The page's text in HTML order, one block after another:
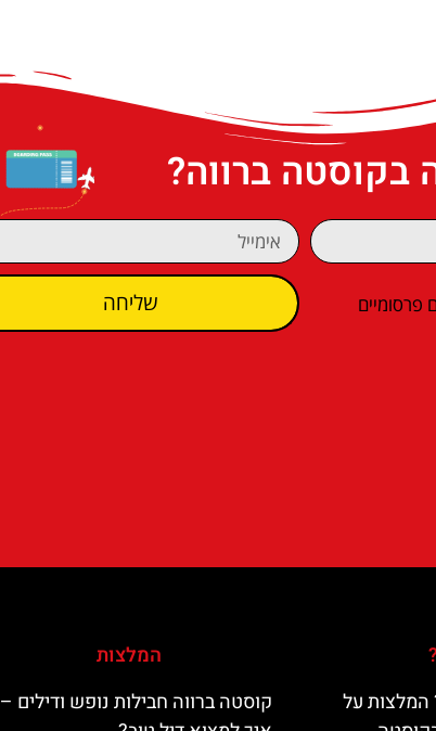
בקוסטה ברווה?
פרסומיים שליחה
המלצות על
המלצות
קוסטה ברווה חבילות נופש ודילים –